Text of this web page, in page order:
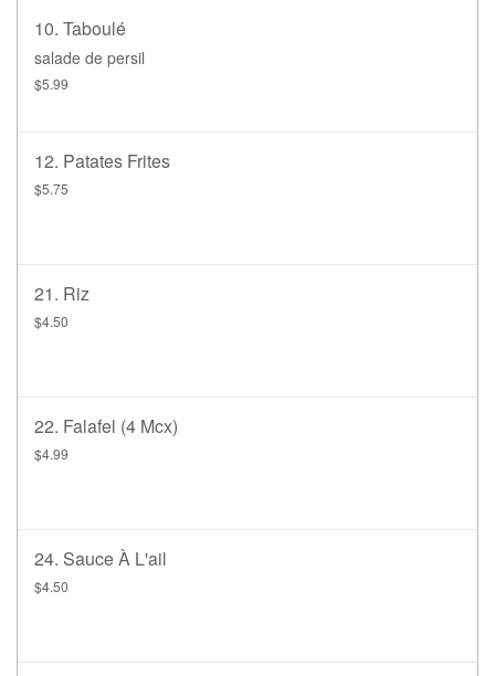
10. Taboulé
salade de persil
$5.99
12. Patates Frites
$5.75
21. Riz
$4.50
22. Falafel (4 Mcx)
$4.99
24. Sauce À L'ail
$4.50